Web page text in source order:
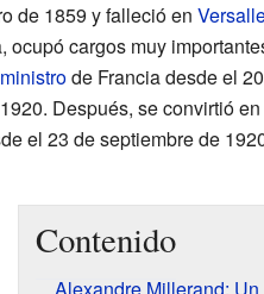
de 1859 y falleció en
ocupó cargos muy
de Francia desde el
Después, se convirtió en
el 23 de septiembre de
Contenido